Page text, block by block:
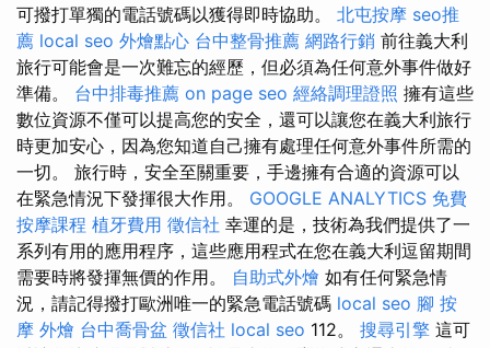
可撥打單獨的電話號碼以獲得即時協助。 北屯按摩 seo推
薦 local seo 外燴點心 台中整骨推薦 網路行銷 前往義大利
旅行可能會是一次難忘的經歷，但必須為任何意外事件做好
準備。 台中排毒推薦 on page seo 經絡調理證照 擁有這些
數位資源不僅可以提高您的安全，還可以讓您在義大利旅行
時更加安心，因為您知道自己擁有處理任何意外事件所需的
一切。 旅行時，安全至關重要，手邊擁有合適的資源可以
在緊急情況下發揮很大作用。 GOOGLE ANALYTICS 免費
按摩課程 植牙費用 徵信社 幸運的是，技術為我們提供了一
系列有用的應用程序，這些應用程式在您在義大利逗留期間
需要時將發揮無價的作用。 自助式外燴 如有任何緊急情
況，請記得撥打歐洲唯一的緊急電話號碼 local seo 腳 按
摩 外燴 台中喬骨盆 徵信社 local seo 112。 搜尋引擎 這可